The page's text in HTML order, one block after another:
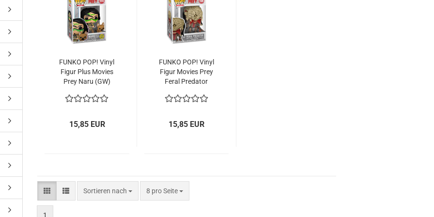
Toys
Hersteller
FUNKO POP! Vinyl
Figur Plus Mo­vies
Prey Naru (GW)
15,85 EUR
FUNKO POP! Vinyl
Figur Mo­vies Prey
Feral Pre­da­tor
15,85 EUR
Sortieren nach
Sortieren nach 8 pro Seite
pro Seite
1